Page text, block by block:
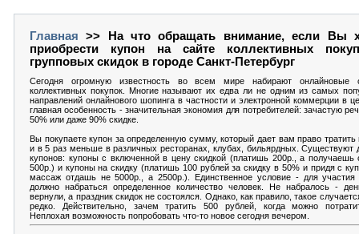
Главная >> На что обращать внимание, если Вы
приобрести купон на сайте коллективных
групповых скидок в городе Санкт-Петербург
Сегодня огромную известность во всем мире набирают онлайновые
коллективных покупок. Многие называют их едва ли не одним из самых
направлений онлайнового шопинга в частности и электронной коммерции в
главная особенность - значительная экономия для потребителей: зачастую
50% или даже 90% скидке.
Вы покупаете купон за определенную сумму, который дает вам право тратить
и в 5 раз меньше в различных ресторанах, клубах, бильярдных. Существуют
купонов: купоны с включенной в цену скидкой (платишь 200р., а получаешь
500р.) и купоны на скидку (платишь 100 рублей за скидку в 50% и придя с
массаж отдашь не 5000р., а 2500р.). Единственное условие - для участия
должно набраться определенное количество человек. Не набралось -
вернули, а праздник скидок не состоялся. Однако, как правило, такое
редко. Действительно, зачем тратить 500 рублей, когда можно
Неплохая возможность попробовать что-то новое сегодня вечером.